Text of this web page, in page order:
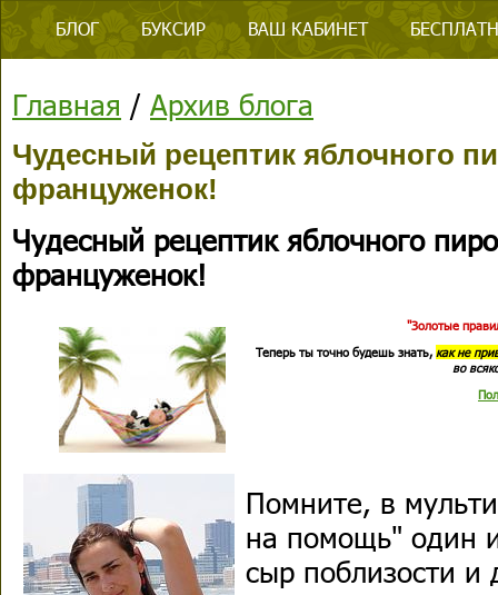
БЛОГ БУКСИР ВАШ КАБИНЕТ
Главная / Архив блога
Чудесный рецептик яблочного
француженок!
Чудесный рецептик яблочного
француженок!
"Золотые
Теперь ты точно будешь знать, как не
во
Помните, в
на помощь" один
сыр поблизости и